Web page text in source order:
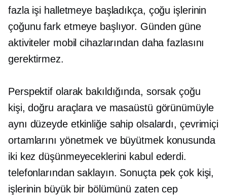
fazla işi halletmeye başladıkça, çoğu işlerinin
çoğunu fark etmeye başlıyor. Günden güne
aktiviteler mobil cihazlarından daha fazlasını
gerektirmez.
Perspektif olarak bakıldığında, sorsak çoğu
kişi, doğru araçlara ve masaüstü görünümüyle
aynı düzeyde etkinliğe sahip olsalardı, çevrimiçi
ortamlarını yönetmek ve büyütmek konusunda
iki kez düşünmeyeceklerini kabul ederdi.
telefonlarından saklayın. Sonuçta pek çok kişi,
işlerinin büyük bir bölümünü zaten cep